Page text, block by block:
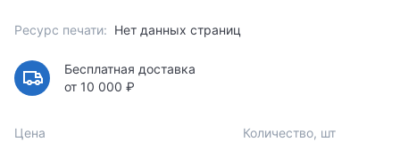
Ресурс печати: Нет данных страниц
Бесплатная доставка
от 10 000 ₽
Цена Количество, шт